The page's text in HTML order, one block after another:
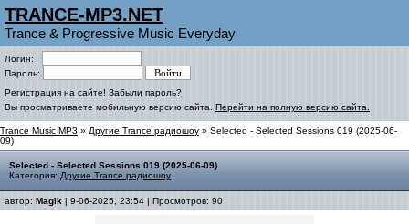
TRANCE-MP3.NET
Trance & Progressive Music Everyday
Логин:
Пароль:
Регистрация на сайте! Забыли пароль?
Вы просматриваете мобильную версию сайта. Перейти на полную версию сайта.
Trance Music MP3 » Другие Trance радиошоу » Selected - Selected Sessions 019 (2025-06-
09)
Selected - Selected Sessions 019 (2025-06-09)
Категория: Другие Trance радиошоу
автор: Magik | 9-06-2025, 23:54 | Просмотров: 90